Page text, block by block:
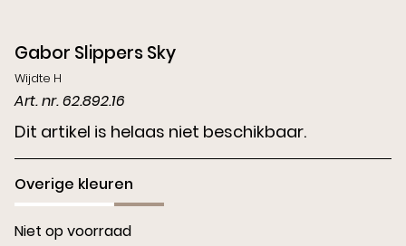
Gabor Slippers Sky
Wijdte H
Art. nr. 62.892.16
Dit artikel is helaas niet beschikbaar.
Overige kleuren
Niet op voorraad